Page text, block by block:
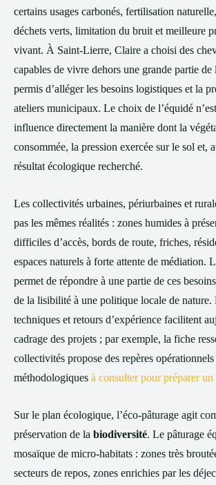
certains usages carbonés, fertilisation
déchets verts, limitation du bruit et meilleure
vivant. À Saint-Lierre, Claire a choisi des
capables de vivre dehors une grande partie de
permis d’alléger les besoins logistiques et la
ateliers municipaux. Le choix de l’équidé
influence directement la manière dont la
consommée, la pression exercée sur le sol et,
résultat écologique recherché.
Les collectivités urbaines, périurbaines et
pas les mêmes réalités : zones humides à
difficiles d’accès, bords de route, friches,
espaces naturels à forte attente de médiation.
permet de répondre à une partie de ces
de la lisibilité à une politique locale de nature.
techniques et retours d’expérience facilitent
cadrage des projets ; par exemple, la fiche
collectivités propose des repères opérationnels
méthodologiques à consulter pour préparer
Sur le plan écologique, l’éco-pâturage agit
préservation de la biodiversité. Le pâturage
mosaïque de micro-habitats : zones très
secteurs de repos, zones enrichies par les